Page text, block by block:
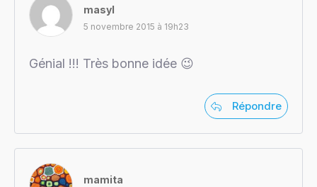
masyl
5 novembre 2015 à 19h23
Génial !!! Très bonne idée 😉
Répondre
mamita